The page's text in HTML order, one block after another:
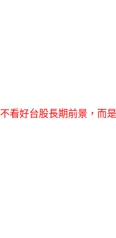
看好台股長期前景，而